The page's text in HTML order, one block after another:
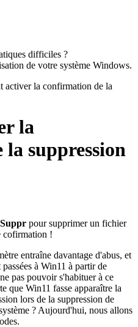
difficiles ?
de votre système Windows.
activer la confirmation de la
la
suppression
Suppr pour supprimer un fichier
cofirmation !
entraîne davantage d'abus, et
à Win11 à partir de
pas pouvoir s'habituer à ce
que Win11 fasse apparaître la
lors de la suppression de
? Aujourd'hui, nous allons